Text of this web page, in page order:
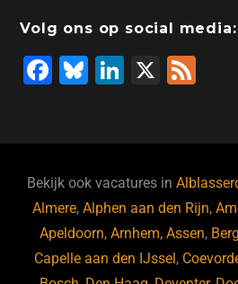
o
o
k
n
o
n
s
p
Volg ons op social media:
F
b
o
o
k
Bl
ky
Li
dI
n
X
Bekijk ook vacatures in
Almere,Alphen aan den Rijn,
Apeldoorn,Arnhem,Assen,
Capelle aan den IJssel,